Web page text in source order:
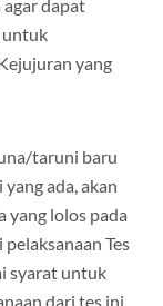
dapat
yang
taruni baru
ada, akan
lolos pada
Tes
syarat untuk